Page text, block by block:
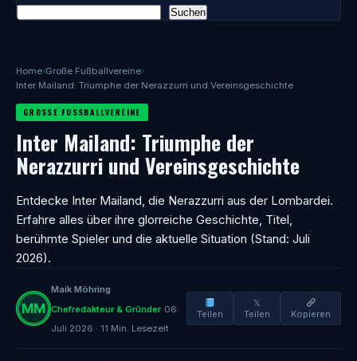
Home›Große Fußballvereine›
Inter Mailand: Triumphe der Nerazzurri und Vereinsgeschichte
GROSSE FUSSBALLVEREINE
Inter Mailand: Triumphe der
Nerazzurri und Vereinsgeschichte
Entdecke Inter Mailand, die Nerazzurri aus der Lombardei.
Erfahre alles über ihre glorreiche Geschichte, Titel,
berühmte Spieler und die aktuelle Situation (Stand: Juli
2026).
Maik Möhring
Chefredakteur & Gründer 06.
Juli 2026 · 11 Min. Lesezeit
Teilen
𝕏
Teilen
Kopieren
Suchen